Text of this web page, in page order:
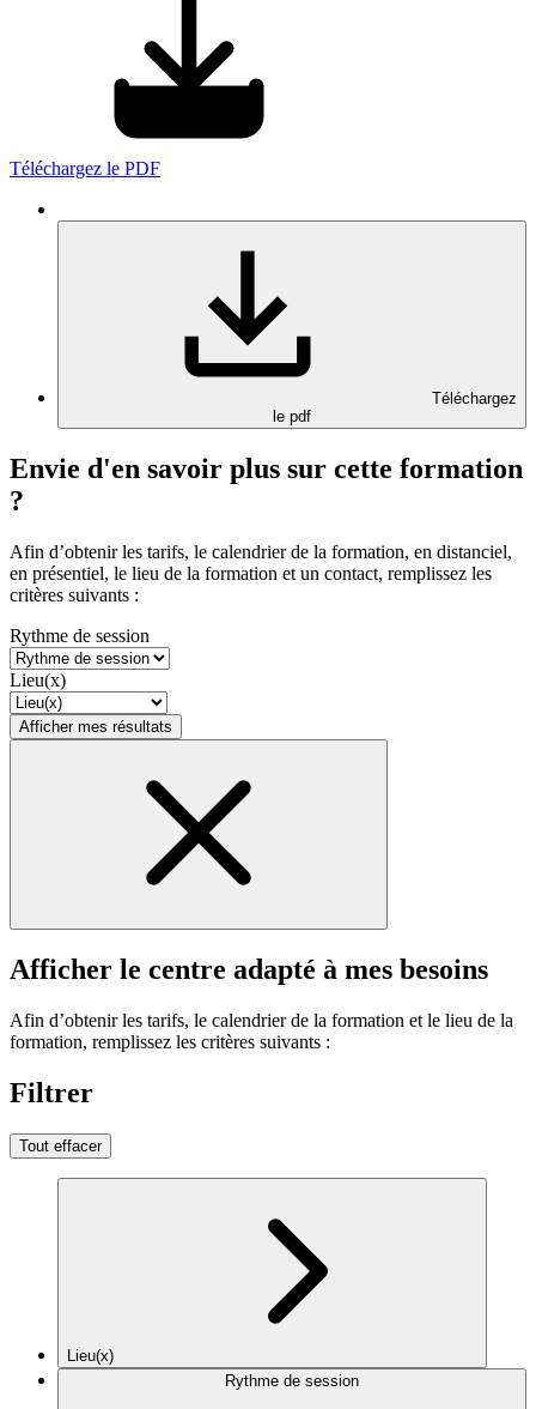
Téléchargez le PDF
Téléchargez
le pdf
Envie d'en savoir plus sur cette formation
?
Afin d’obtenir les tarifs, le calendrier de la formation, en distanciel,
en présentiel, le lieu de la formation et un contact, remplissez les
critères suivants :
Rythme de session
Lieu(x)
Afficher mes résultats
Afficher le centre adapté à mes besoins
Afin d’obtenir les tarifs, le calendrier de la formation et le lieu de la
formation, remplissez les critères suivants :
Filtrer
Tout effacer
Lieu(x)
Rythme de session